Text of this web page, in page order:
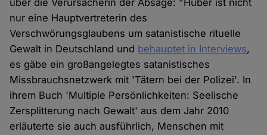
über die Verursacherin der Absage: "Huber ist nicht
nur eine Hauptvertreterin des
Verschwörungsglaubens um satanistische rituelle
Gewalt in Deutschland und behauptet in Interviews,
es gäbe ein großangelegtes satanistisches
Missbrauchsnetzwerk mit 'Tätern bei der Polizei'. In
ihrem Buch 'Multiple Persönlichkeiten: Seelische
Zersplitterung nach Gewalt' aus dem Jahr 2010
erläuterte sie auch ausführlich, Menschen mit